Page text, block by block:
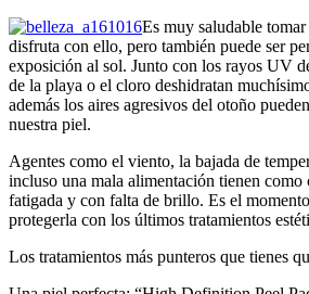
Es muy saludable
disfruta con ello, pero también puede ser
exposición al sol. Junto con los rayos UV
de la playa o el cloro deshidratan
además los aires agresivos del otoño
nuestra piel.
Agentes como el viento, la bajada de
incluso una mala alimentación tienen como
fatigada y con falta de brillo. Es el
protegerla con los últimos tratamientos
Los tratamientos más punteros que tienes